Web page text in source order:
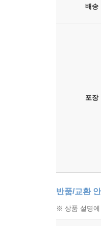
배송
포장
반품/교환
※ 상품 설명에